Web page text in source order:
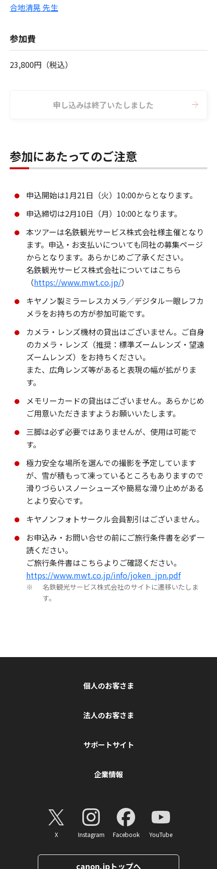
合地清晃 先生
参加費
23,800円（税込）
申し込みは終了いたしました
参加にあたってのご注意
申込開始は1月21日（火）10:00からとなります。
申込締切は2月10日（月）10:00となります。
本ツアーは名鉄観光サービス株式会社様主催となり
ます。申込・お支払いについても同社の募集ページ
からとなります。あらかじめご了承ください。
名鉄観光サービス株式会社についてはこちら
（https://www.mwt.co.jp/）
キヤノン製ミラーレスカメラ／デジタル一眼レフカ
メラをお持ちの方が参加可能です。
カメラ・レンズ機材の貸出はございません。ご自身
のカメラ・レンズ（推奨：標準ズームレンズ・望遠
ズームレンズ）をお持ちください。
また、広角レンズ等があると表現の幅が拡がりま
す。
メモリーカードの貸出はございません。あらかじめ
ご用意いただきますようお願いいたします。
三脚は必ず必要ではありませんが、使用は可能で
す。
極力安全な場所を選んでの撮影を予定しています
が、雪が積もって凍っているところもありますので
滑りづらいスノーシューズや簡易な滑り止めがある
とより安心です。
キヤノンフォトサークル会員割引はございません。
お申込み・お問い合せの前にご旅行条件書を必ず一
読ください。
ご旅行条件書はこちらよりご確認ください。
https://www.mwt.co.jp/info/joken_jpn.pdf
※
名鉄観光サービス株式会社のサイトに遷移いたしま
す。
個人のお客さま
法人のお客さま
サポートサイト
企業情報
X Instagram Facebook YouTube
canon.jpトップへ